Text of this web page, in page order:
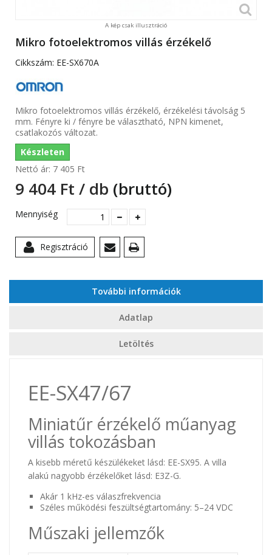
A kép csak illusztráció
Mikro fotoelektromos villás érzékelő
Cikkszám: EE-SX670A
Mikro fotoelektromos villás érzékelő, érzékelési távolság 5
mm. Fényre ki / fényre be választható, NPN kimenet,
csatlakozós változat.
Készleten
Nettó ár: 7 405 Ft‎
9 404 Ft‎ / db (bruttó)
Mennyiség
Regisztráció
További információk
Adatlap
Letöltés
EE-SX47/67
Miniatűr érzékelő műanyag
villás tokozásban
A kisebb méretű készülékeket lásd: EE-SX95. A villa
alakú nagyobb érzékelőket lásd: E3Z-G.
Akár 1 kHz-es válaszfrekvencia
Széles működési feszültségtartomány: 5–24 VDC
Műszaki jellemzők